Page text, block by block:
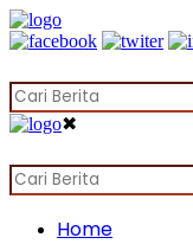
✖
Home